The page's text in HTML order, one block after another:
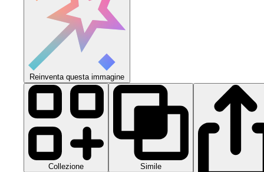
Reinventa questa immagine
Collezione Simile